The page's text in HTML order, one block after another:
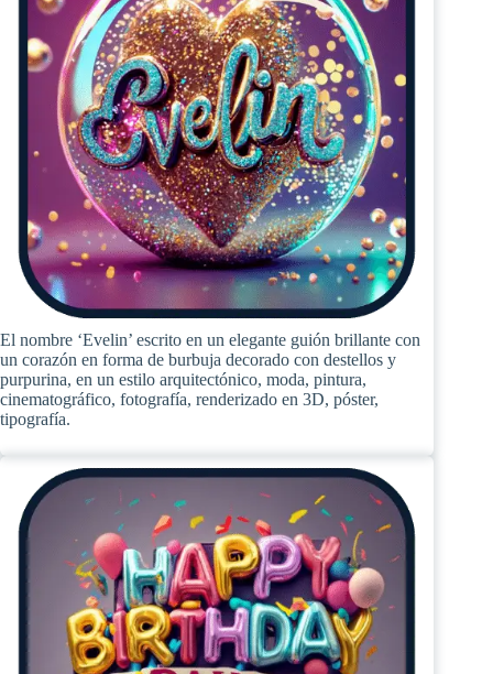
El nombre ‘Evelin’ escrito en un elegante guión brillante con
un corazón en forma de burbuja decorado con destellos y
purpurina, en un estilo arquitectónico, moda, pintura,
cinematográfico, fotografía, renderizado en 3D, póster,
tipografía.